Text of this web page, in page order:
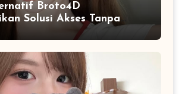
Broto4D
Solusi Akses Tanpa